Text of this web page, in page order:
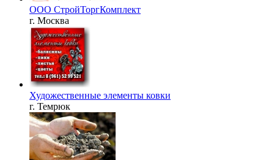
ООО СтройТоргКомплект
г. Москва
Художественные элементы ковки
г. Темрюк